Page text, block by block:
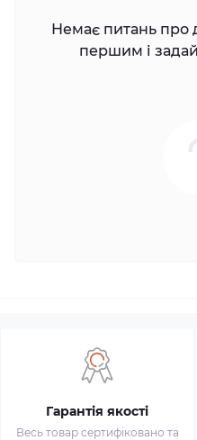
Немає питань про
першим і
Гарантія якості
Весь товар сертифіковано та